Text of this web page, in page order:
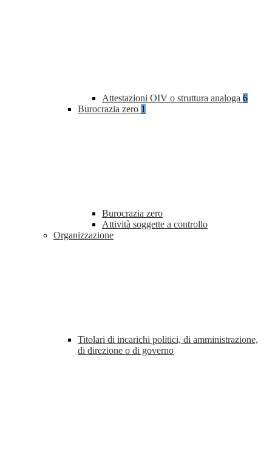
Attestazioni OIV o struttura analoga 6
Burocrazia zero 1
Burocrazia zero
Attività soggette a controllo
Organizzazione
Titolari di incarichi politici, di amministrazione,
di direzione o di governo